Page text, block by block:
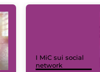
I MiC sui social
network